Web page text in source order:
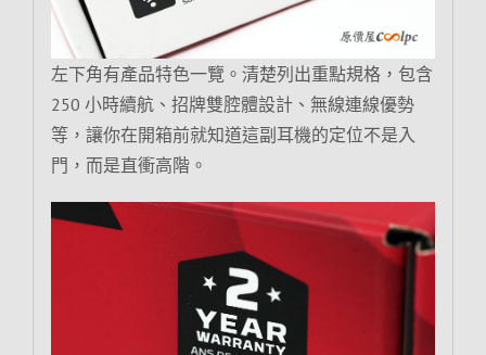
左下角有產品特色一覽。清楚列出重點規格，包含
250 小時續航、招牌雙腔體設計、無線連線優勢
等，讓你在開箱前就知道這副耳機的定位不是入
門，而是直衝高階。